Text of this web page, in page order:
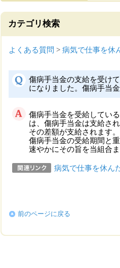
カテゴリ検索
よくある質問 > 病気で仕事を休
傷病手当金の支給を受け
になりました。傷病手当
傷病手当金を受給してい
は、傷病手当金は支給さ
その差額が支給されます。
傷病手当金の受給期間と
速やかにその旨を当組合
病気で仕事を休ん
前のページに戻る